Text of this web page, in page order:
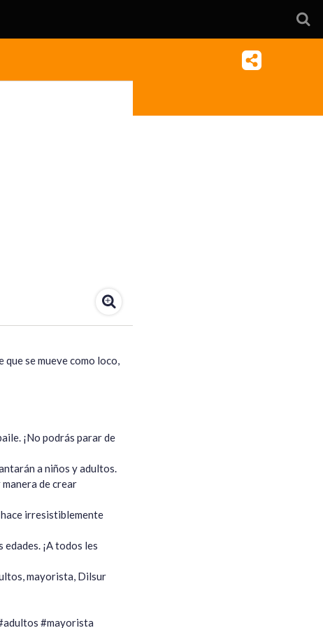
se mueve como loco,
¡No podrás parar de
a niños y adultos.
de crear
irresistiblemente
¡A todos les
mayorista, Dilsur
#mayorista